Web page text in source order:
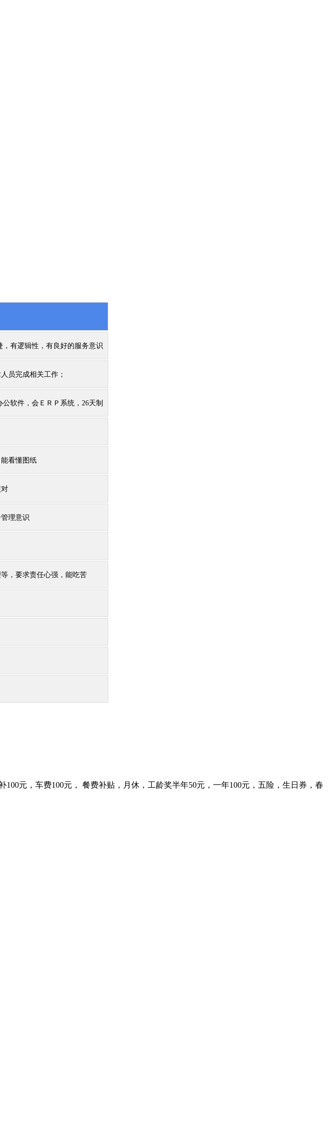
有逻辑性，有良好的服务意识
员完成相关工作；
软件，会ＥＲＰ系统，26天制
看懂图纸
理意识
，要求责任心强，能吃苦
元，车费100元， 餐费补贴，月休，工龄奖半年50元，一年100元，五险，生日券，春